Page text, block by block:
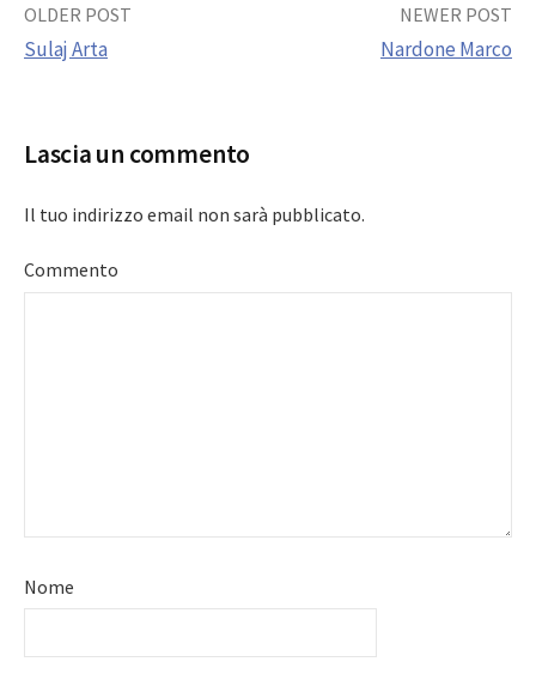
Post
OLDER POST
Sulaj Arta
NEWER POST
Nardone Marco
Lascia un commento
Il tuo indirizzo email non sarà pubblicato.
Commento
Nome